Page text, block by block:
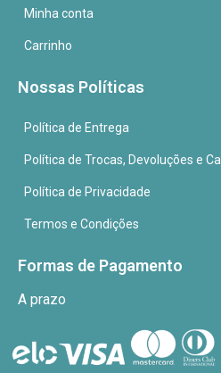
Minha conta
Carrinho
Nossas Políticas
Política de Entrega
Política de Trocas, Devoluções e
Política de Privacidade
Termos e Condições
Formas de Pagamento
A prazo